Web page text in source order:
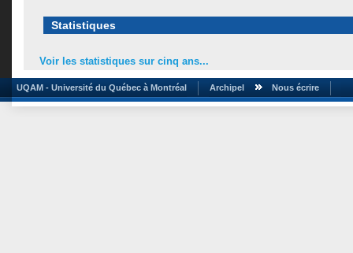
Statistiques
Voir les statistiques sur cinq ans...
UQAM - Université du Québec à Montréal Archipel Nous écrire